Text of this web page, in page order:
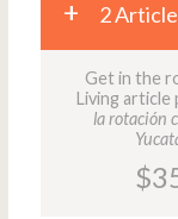
2
Get in the
Living article
la rotación